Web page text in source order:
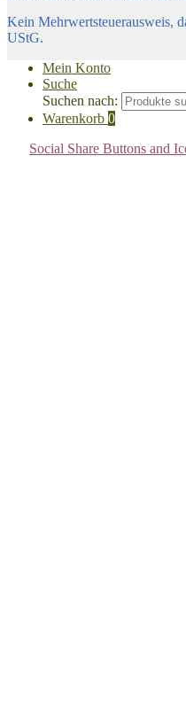
Kein Mehrwertsteuerausweis,
UStG.
Mein Konto
Suche
Suchen nach:
Warenkorb 0
Social Share Buttons and